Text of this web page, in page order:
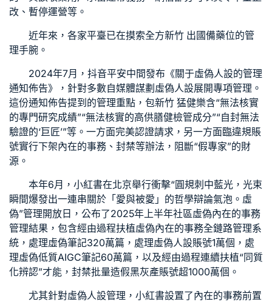
改、暫停運營等。
近年來，各家平臺已在摸索全方新竹 出國備藥位的管
理手腕。
2024年7月，抖音平安中間發布《關于虛偽人設的管理
通知佈告》，針對多數自媒體謀劃虛偽人設展開專項管理。
這份通知佈告提到的管理重點，包新竹 猛健樂含“無法核實
的專門研究成績”“無法核實的高供膳健檢管成分”“自封無法
驗證的‘巨匠’”等。一方面完美認證請求，另一方面臨違規賬
號實行下架內在的事務、封禁等辦法，阻斷“假專家”的財
源。
本年6月，小紅書在北京舉行衝擊“圓規刺中藍光，光束
瞬間爆發出一連串關於「愛與被愛」的哲學辯論氣泡。虛
偽”管理開放日，公布了2025年上半年社區虛偽內在的事務
管理結果，包含經由過程扶植虛偽內在的事務全鏈路管理系
統，處理虛偽筆記320萬篇，處理虛偽人設賬號1萬個，處
理虛偽低質AIGC筆記60萬篇，以及經由過程連續扶植“同質
化辨認”才能，封禁批量造假黑灰產賬號超1000萬個。
尤其針對虛偽人設管理，小紅書設置了內在的事務前置